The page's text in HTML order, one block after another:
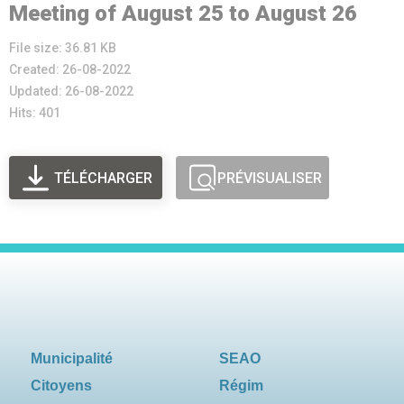
Meeting of August 25 to August 26
File size: 36.81 KB
Created: 26-08-2022
Updated: 26-08-2022
Hits: 401
TÉLÉCHARGER PRÉVISUALISER
Municipalité
Citoyens
SEAO
Régim